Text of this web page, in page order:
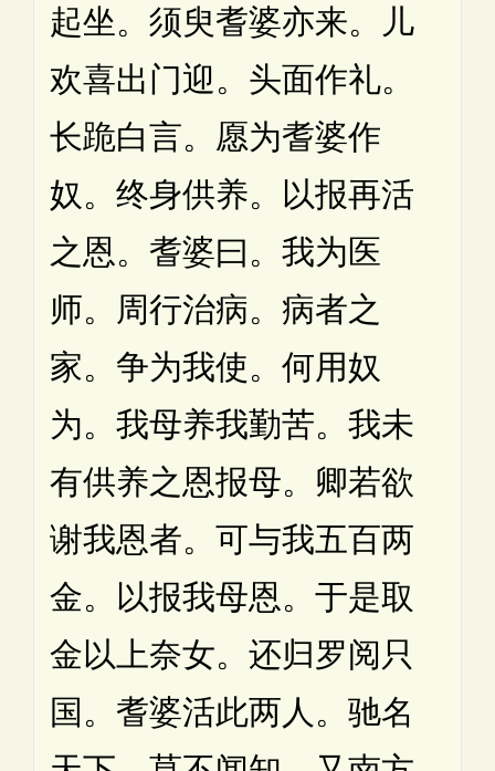
起坐。须臾耆婆亦来。儿
欢喜出门迎。头面作礼。
长跪白言。愿为耆婆作
奴。终身供养。以报再活
之恩。耆婆曰。我为医
师。周行治病。病者之
家。争为我使。何用奴
为。我母养我勤苦。我未
有供养之恩报母。卿若欲
谢我恩者。可与我五百两
金。以报我母恩。于是取
金以上奈女。还归罗阅只
国。耆婆活此两人。驰名